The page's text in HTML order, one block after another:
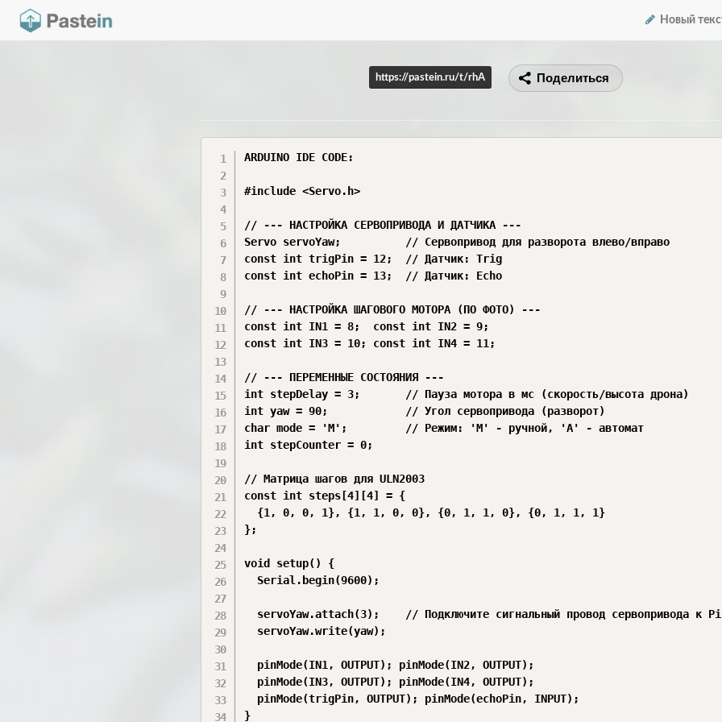
Новый
https://pastein.ru/t/rhA Поделиться
ARDUINO IDE CODE:
#include <Servo.h>
// --- НАСТРОЙКА СЕРВОПРИВОДА И ДАТЧИКА ---
Servo servoYaw;          // Сервопривод для разворота влево/вправо
const int trigPin = 12;  // Датчик: Trig
const int echoPin = 13;  // Датчик: Echo
// --- НАСТРОЙКА ШАГОВОГО МОТОРА (ПО ФОТО) ---
const int IN1 = 8;  const int IN2 = 9;
const int IN3 = 10; const int IN4 = 11;
// --- ПЕРЕМЕННЫЕ СОСТОЯНИЯ ---
int stepDelay = 3;       // Пауза мотора в мс (скорость/высота дрона)
int yaw = 90;            // Угол сервопривода (разворот)
char mode = 'M';         // Режим: 'M' - ручной, 'A' - автомат
int stepCounter = 0;
// Матрица шагов для ULN2003
const int steps[4][4] = {
  {1, 0, 0, 1}, {1, 1, 0, 0}, {0, 1, 1, 0}, {0, 1, 1, 1}
};
void setup() {
  Serial.begin(9600);
servoYaw.attach(3);    // Подключите сигнальный провод сервопривода к
  servoYaw.write(yaw);
  pinMode(IN1, OUTPUT); pinMode(IN2, OUTPUT);
  pinMode(IN3, OUTPUT); pinMode(IN4, OUTPUT);
  pinMode(trigPin, OUTPUT); pinMode(echoPin, INPUT);
}